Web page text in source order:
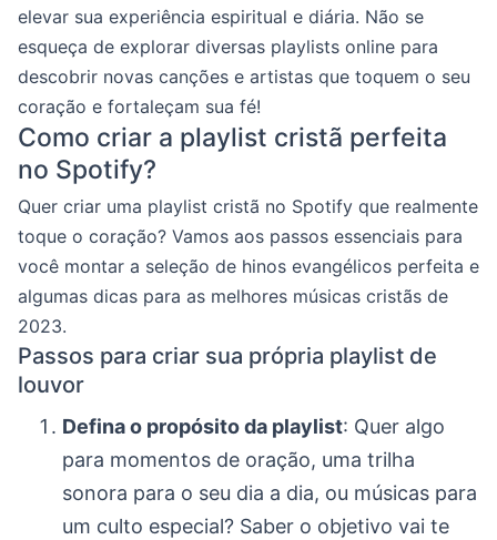
elevar sua experiência espiritual e diária. Não se
esqueça de explorar diversas playlists online para
descobrir novas canções e artistas que toquem o seu
coração e fortaleçam sua fé!
Como criar a playlist cristã perfeita
no Spotify?
Quer criar uma playlist cristã no Spotify que realmente
toque o coração? Vamos aos passos essenciais para
você montar a seleção de hinos evangélicos perfeita e
algumas dicas para as melhores músicas cristãs de
2023.
Passos para criar sua própria playlist de
louvor
Defina o propósito da playlist: Quer algo
para momentos de oração, uma trilha
sonora para o seu dia a dia, ou músicas para
um culto especial? Saber o objetivo vai te